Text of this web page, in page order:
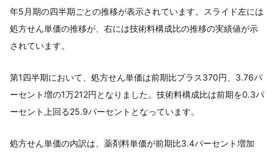
年5月期の四半期ごとの推移が表示されています。スライド左には
処方せん単価の推移が、右には技術料構成比の推移の実績値が示
されています。
第1四半期において、処方せん単価は前期比プラス370円、3.76パ
ーセント増の1万212円となりました。技術料構成比は前期を0.3パ
ーセント上回る25.9パーセントとなっています。
処方せん単価の内訳は、薬剤料単価が前期比3.4パーセント増加